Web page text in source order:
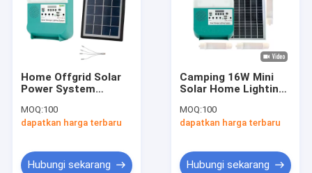
Lampu Nyamuk Surya
Lampu Dinding Tenaga Surya
Lampu LED Bank Daya
Pengering Beku Vakum
Home Offgrid Solar
Power System
Power Bank Dan
Senter
MOQ:100
dapatkan harga terbaru
Hubungi sekarang
Camping 16W Mini
Solar Home Lighting
16V DC Kits 6000mah
MOQ:100
dapatkan harga terbaru
Hubungi sekarang